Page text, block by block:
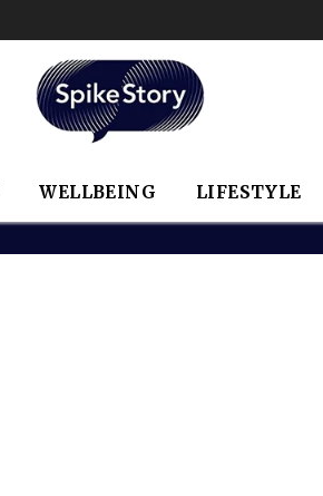
WELLBEING LIFESTYLE